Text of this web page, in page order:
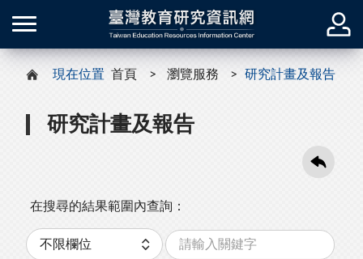
現在位置 首頁 瀏覽服務 研究計畫及報告
研究計畫及報告
在搜尋的結果範圍內查詢：
分
類
關
字